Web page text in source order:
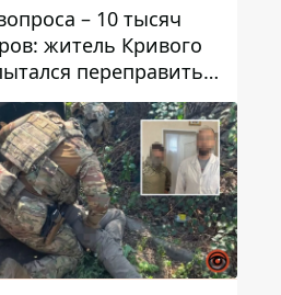
– 10 тысяч
житель Кривого
переправить
в Словакию